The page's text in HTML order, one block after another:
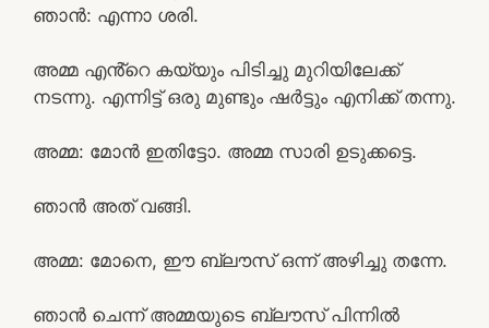
ഞാൻ: എന്നാ ശരി.
അമ്മ എൻ്റെ കയ്യും പിടിച്ചു മുറിയിലേക്ക്
നടന്നു. എന്നിട്ട് ഒരു മുണ്ടും ഷർട്ടും എനിക്ക് തന്നു.
അമ്മ: മോൻ ഇതിട്ടോ. അമ്മ സാരി ഉടുക്കട്ടെ.
ഞാൻ അത് വങ്ങി.
അമ്മ: മോനെ, ഈ ബ്ലൗസ് ഒന്ന് അഴിച്ചു തന്നേ.
ഞാൻ ചെന്ന് അമ്മയുടെ ബ്ലൗസ് പിന്നിൽ